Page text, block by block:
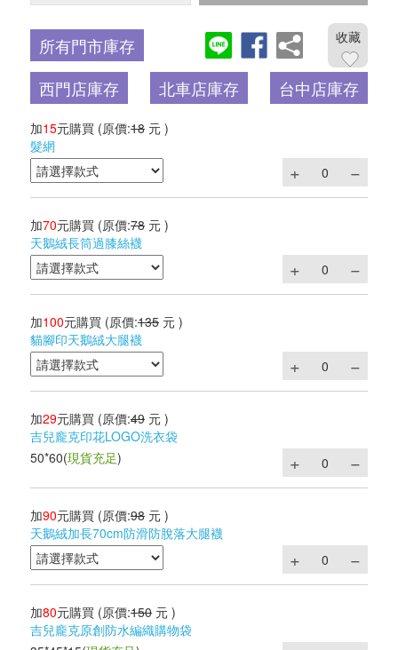
所有門市庫存 收藏
西門店庫存 北車店庫存 台中店庫存
加15元購買 (原價:18 元 )
髮網
加70元購買 (原價:78 元 )
天鵝絨長筒過膝絲襪
加100元購買 (原價:135 元 )
貓腳印天鵝絨大腿襪
加29元購買 (原價:49 元 )
吉兒龐克印花LOGO洗衣袋
50*60(現貨充足)
加90元購買 (原價:98 元 )
天鵝絨加長70cm防滑防脫落大腿襪
加80元購買 (原價:150 元 )
吉兒龐克原創防水編織購物袋